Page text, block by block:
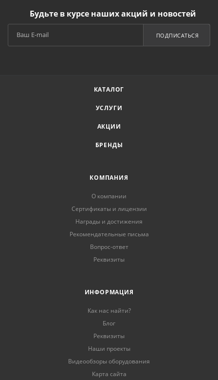
Будьте в курсе наших акций и новостей
ПОДПИСАТЬСЯ
КАТАЛОГ
УСЛУГИ
АКЦИИ
БРЕНДЫ
КОМПАНИЯ
О компании
Сертификаты и лицензии
Награды и достижения
Рекомендательные письма
Вопрос-ответ
Реквизиты
ИНФОРМАЦИЯ
Как нас найти?
Блог
Реквизиты
Наши проекты
Видеообзоры оборудования
Карта сайта